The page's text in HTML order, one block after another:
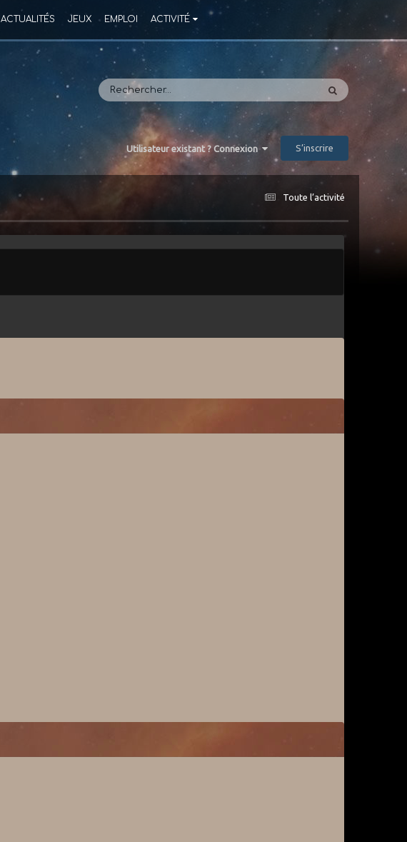
ACTUALITÉS JEUX EMPLOI ACTIVITÉ
Utilisateur existant ? Connexion S’inscrire
Toute l’activité